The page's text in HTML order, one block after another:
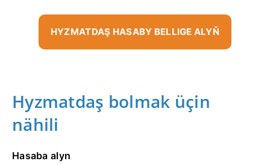
HYZMATDAŞ HASABY BELLIGE ALYŇ
Hyzmatdaş bolmak üçin
nähili
Hasaba alyn